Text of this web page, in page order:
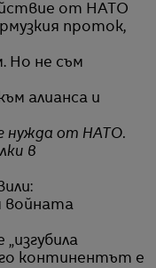
от НАТО
проток,
Но не съм
алианса и
нужда от НАТО.
в
войната
континентът е